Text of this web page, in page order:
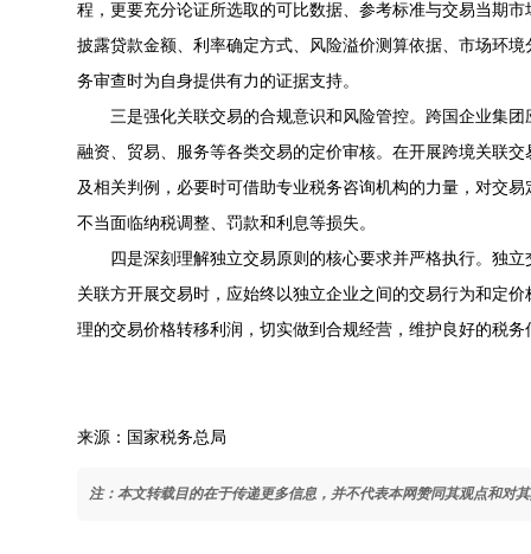
程，更要充分论证所选取的可比数据、参考标准与交易当期
披露贷款金额、利率确定方式、风险溢价测算依据、市场环
务审查时为自身提供有力的证据支持。
三是强化关联交易的合规意识和风险管控。跨国企业集
融资、贸易、服务等各类交易的定价审核。在开展跨境关联
及相关判例，必要时可借助专业税务咨询机构的力量，对交
不当面临纳税调整、罚款和利息等损失。
四是深刻理解独立交易原则的核心要求并严格执行。独
关联方开展交易时，应始终以独立企业之间的交易行为和定
理的交易价格转移利润，切实做到合规经营，维护良好的税
来源： 国家税务总局
注：本文转载目的在于传递更多信息，并不代表本网赞同其观点和对